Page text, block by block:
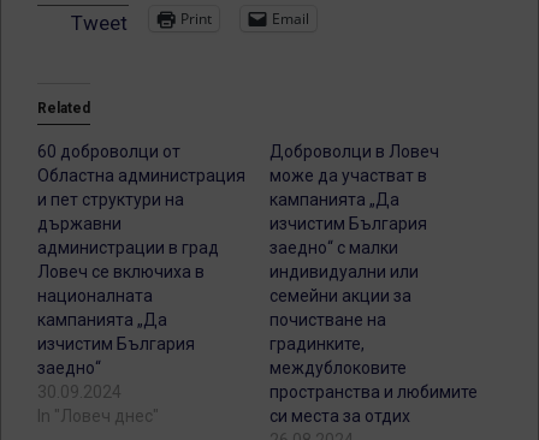
Tweet Print Email
Related
60 доброволци от
Областна администрация
и пет структури на
държавни
администрации в град
Ловеч се включиха в
националната
кампанията „Да
изчистим България
заедно“
30.09.2024
In "Ловеч днес"
Доброволци в Ловеч
може да участват в
кампанията „Да
изчистим България
заедно“ с малки
индивидуални или
семейни акции за
почистване на
градинките,
междублоковите
пространства и любимите
си места за отдих